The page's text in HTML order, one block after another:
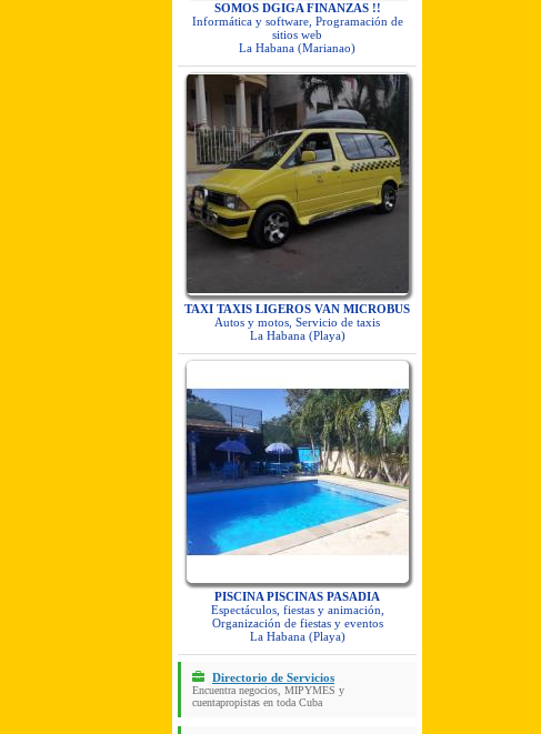
SOMOS DGIGA FINANZAS !!
Informática y software, Programación de
sitios web
La Habana (Marianao)
TAXI TAXIS LIGEROS VAN MICROBUS
Autos y motos, Servicio de taxis
La Habana (Playa)
PISCINA PISCINAS PASADIA
Espectáculos, fiestas y animación,
Organización de fiestas y eventos
La Habana (Playa)
Directorio de Servicios
Encuentra negocios, MIPYMES y
cuentapropistas en toda Cuba